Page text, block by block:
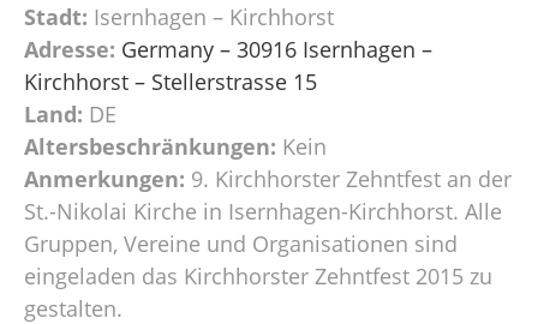
Stadt: Isernhagen – Kirchhorst
Adresse: Germany – 30916 Isernhagen –
Kirchhorst – Stellerstrasse 15
Land: DE
Altersbeschränkungen: Kein
Anmerkungen: 9. Kirchhorster Zehntfest an der
St.-Nikolai Kirche in Isernhagen-Kirchhorst. Alle
Gruppen, Vereine und Organisationen sind
eingeladen das Kirchhorster Zehntfest 2015 zu
gestalten.